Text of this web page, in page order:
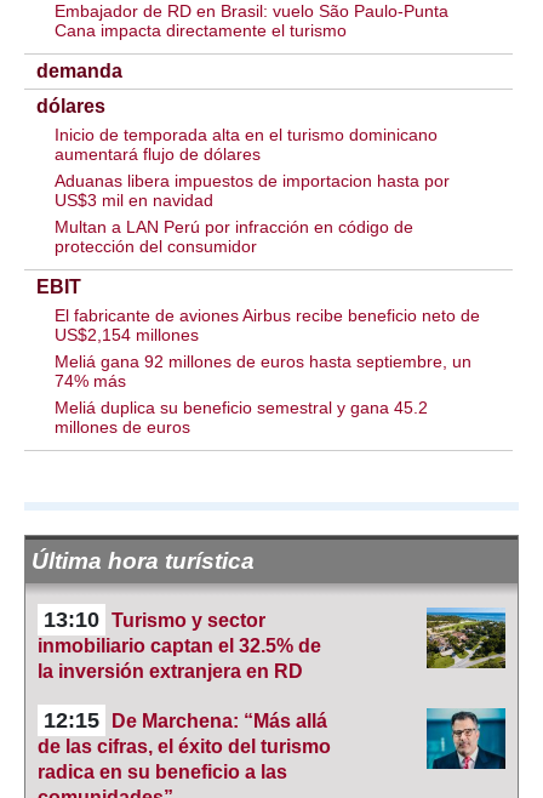
Embajador de RD en Brasil: vuelo São Paulo-Punta
Cana impacta directamente el turismo
demanda
dólares
Inicio de temporada alta en el turismo dominicano
aumentará flujo de dólares
Aduanas libera impuestos de importacion hasta por
US$3 mil en navidad
Multan a LAN Perú por infracción en código de
protección del consumidor
EBIT
El fabricante de aviones Airbus recibe beneficio neto de
US$2,154 millones
Meliá gana 92 millones de euros hasta septiembre, un
74% más
Meliá duplica su beneficio semestral y gana 45.2
millones de euros
Última hora turística
13:10 Turismo y sector
inmobiliario captan el 32.5% de
la inversión extranjera en RD
12:15
De Marchena: “Más allá
de las cifras, el éxito del turismo
radica en su beneficio a las